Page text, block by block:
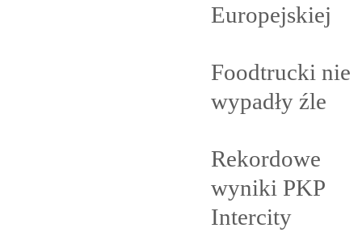
Europejskiej
Foodtrucki nie
wypadły źle
Rekordowe
wyniki PKP
Intercity